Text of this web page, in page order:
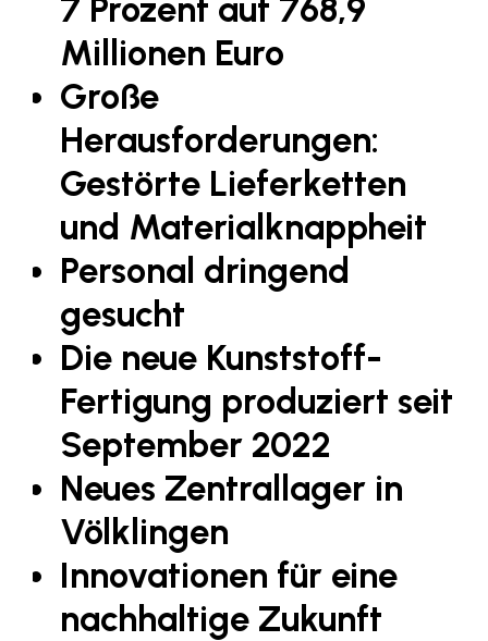
Fressnapf
FRoSTA
FV Energierohstoff & Kraftstoff
Gardena
Bauvereinigungen
Getzner Werkstoffe
Heimat Österreich
ikp
JELD-WEN DANA
kosaplaner
LAT Nitrogen
Libro
Lidl Österreich
Die Menü-Manufaktur
7 Prozent auf 768,9
Millionen Euro
Große
Herausforderungen:
Gestörte Lieferketten
und Materialknappheit
Personal dringend
gesucht
Die neue Kunststoff-
Fertigung produziert seit
September 2022
Neues Zentrallager in
Völklingen
Innovationen für eine
nachhaltige Zukunft